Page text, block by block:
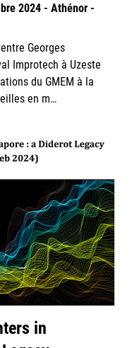
2024 - Athénor -
Georges
Improtech à Uzeste
du GMEM à la
en m…
in